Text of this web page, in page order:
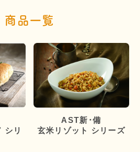
商品一覧
シリ
AST新･備
玄米リゾット シリーズ